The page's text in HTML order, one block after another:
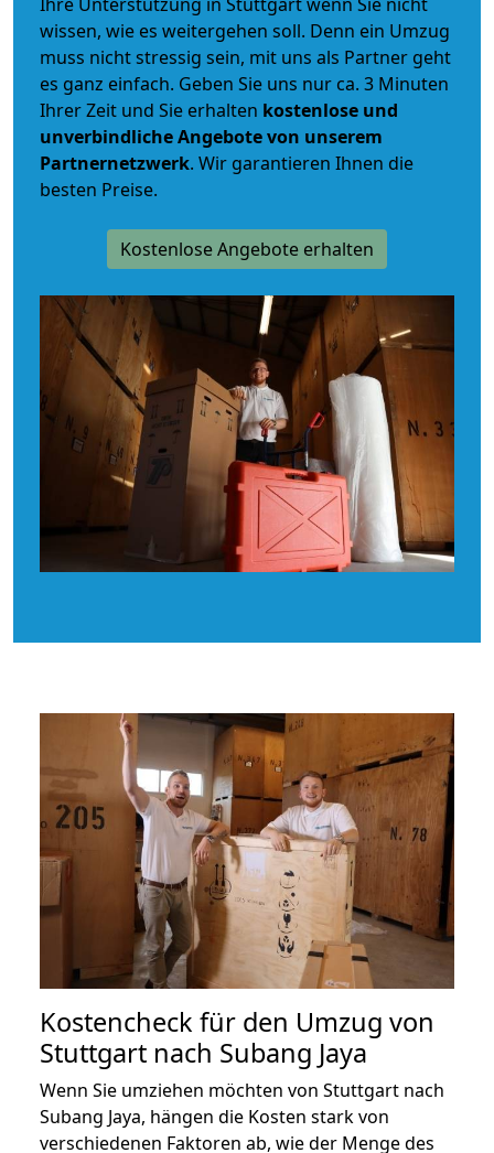
wissen, wie es weitergehen soll. Denn ein Umzug
muss nicht stressig sein, mit uns als Partner geht
es ganz einfach. Geben Sie uns nur ca. 3 Minuten
Ihrer Zeit und Sie erhalten kostenlose und
unverbindlicheAngebote von unserem
Partnernetzwerk. Wir garantieren Ihnen die
besten Preise.
Kostenlose Angebote erhalten
Kostencheck für den Umzug von
Stuttgart nach Subang Jaya
Wenn Sie umziehen möchten von Stuttgart nach
Subang Jaya, hängen die Kosten stark von
verschiedenen Faktoren ab, wie der Menge des